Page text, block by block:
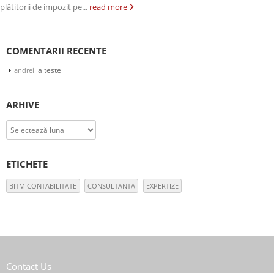
plătitorii de impozit pe... read more
COMENTARII RECENTE
andrei la teste
ARHIVE
Arhive
ETICHETE
BITM CONTABILITATE CONSULTANTA EXPERTIZE
Contact Us